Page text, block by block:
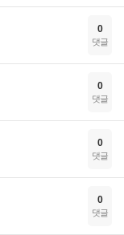
0
댓글
0
댓글
0
댓글
0
댓글